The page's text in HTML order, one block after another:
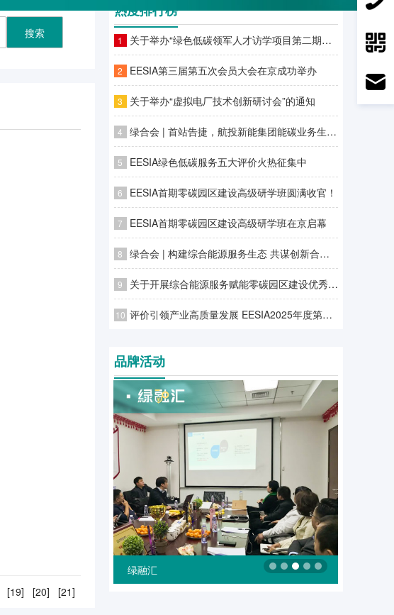
[19] [20] [21]
热度排行榜
1 关于举办“绿色低碳领军人才访学项目第二期—零碳园区建设高级研学班”的通知
2 EESIA第三届第五次会员大会在京成功举办
3 关于举办“虚拟电厂技术创新研讨会”的通知
4 绿合会 | 首站告捷，航投新能集团能碳业务生态合作伙伴专场对接会广州站圆满落幕
5 EESIA绿色低碳服务五大评价火热征集中
6 EESIA首期零碳园区建设高级研学班圆满收官！
7 EESIA首期零碳园区建设高级研学班在京启幕
8 绿合会 | 构建综合能源服务生态 共谋创新合作发展潜力
9 关于开展综合能源服务赋能零碳园区建设优秀案例征集工作的通知
10 评价引领产业高质量发展 EESIA2025年度第二批企业服务能力评价结果发布！
品牌活动
绿融汇